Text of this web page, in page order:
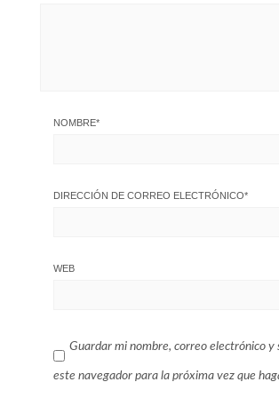
NOMBRE*
DIRECCIÓN DE CORREO ELECTRÓNICO*
WEB
Guardar mi nombre, correo electrónico y
este navegador para la próxima vez que